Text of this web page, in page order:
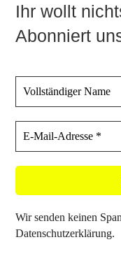
Ihr wollt
Abonniert
Wir senden keinen
Datenschutzerklärung.